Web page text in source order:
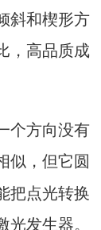
斜和楔形方
，高品质成
个方向没有
似，但它圆
把点光转换
发生器。